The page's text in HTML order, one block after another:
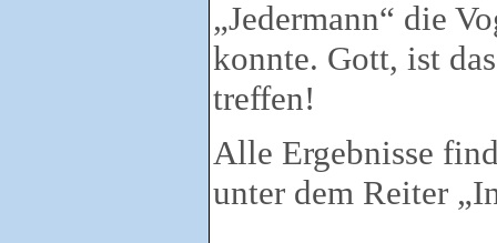
„Jedermann“ die
konnte. Gott, ist
treffen!
Alle Ergebnisse
unter dem Reiter